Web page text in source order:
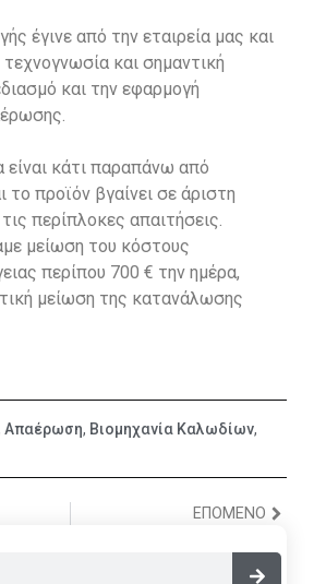
έγινε από την εταιρεία μας και
και σημαντική
και την εφαρμογή
κάτι παραπάνω από
το προϊόν βγαίνει σε άριστη
περίπλοκες απαιτήσεις.
μείωση του κόστους
περίπου 700 € την ημέρα,
μείωση της κατανάλωσης
Απαέρωση, Βιομηχανία Καλωδίων,
ΕΠΌΜΕΝΟ